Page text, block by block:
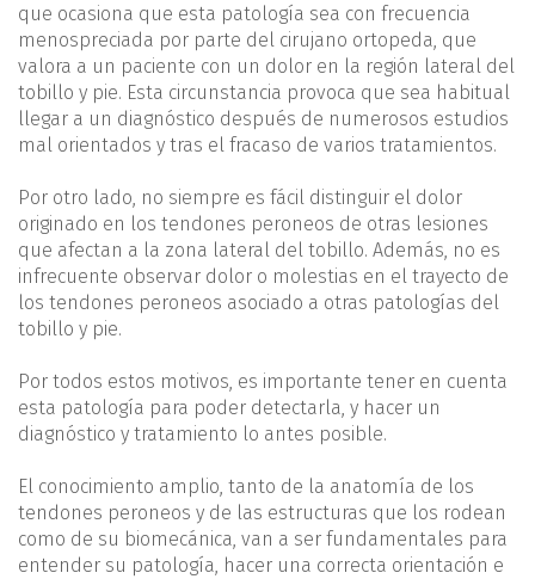
que ocasiona que esta patología sea con frecuencia
menospreciada por parte del cirujano ortopeda, que
valora a un paciente con un dolor en la región lateral del
tobillo y pie. Esta circunstancia provoca que sea habitual
llegar a un diagnóstico después de numerosos estudios
mal orientados y tras el fracaso de varios tratamientos.
Por otro lado, no siempre es fácil distinguir el dolor
originado en los tendones peroneos de otras lesiones
que afectan a la zona lateral del tobillo. Además, no es
infrecuente observar dolor o molestias en el trayecto de
los tendones peroneos asociado a otras patologías del
tobillo y pie.
Por todos estos motivos, es importante tener en cuenta
esta patología para poder detectarla, y hacer un
diagnóstico y tratamiento lo antes posible.
El conocimiento amplio, tanto de la anatomía de los
tendones peroneos y de las estructuras que los rodean
como de su biomecánica, van a ser fundamentales para
entender su patología, hacer una correcta orientación e